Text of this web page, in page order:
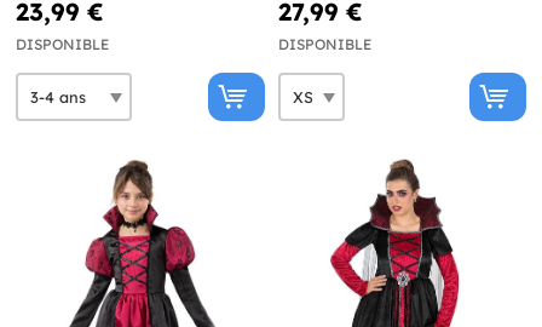
23,99 €
DISPONIBLE
27,99 €
DISPONIBLE